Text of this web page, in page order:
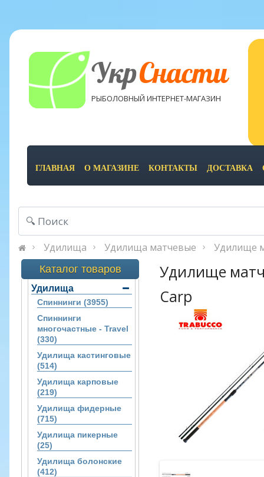
УкрСнасти
РЫБОЛОВНЫЙ ИНТЕРНЕТ-МАГАЗИН
ГЛАВНАЯ О МАГАЗИНЕ КОНТАКТЫ ДОСТАВКА
Удилища Удилища матчевые Удилище
Каталог товаров
Удилища
Спиннинги (3955)
Спиннинги
многочастные - Travel
(330)
Удилища кастинговые
(514)
Удилища карповые
(219)
Удилища фидерные
(715)
Удилища пикерные
(25)
Удилища болонские
(412)
Удилище
Carp